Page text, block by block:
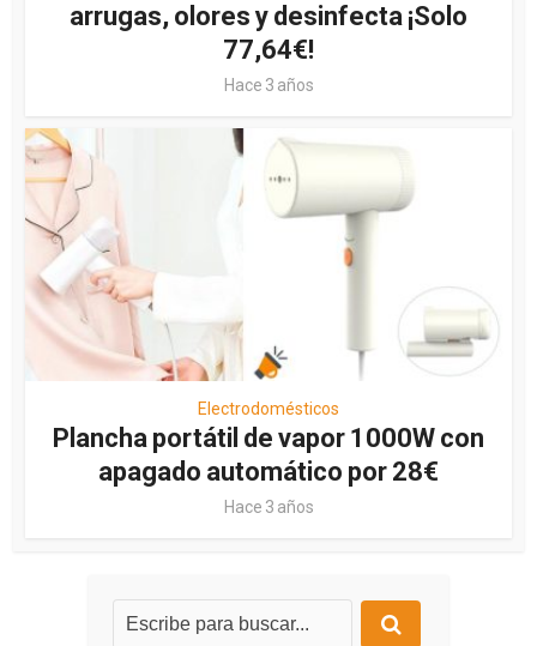
arrugas, olores y desinfecta ¡Solo
77,64€!
Hace 3 años
Electrodomésticos
Plancha portátil de vapor 1000W con
apagado automático por 28€
Hace 3 años